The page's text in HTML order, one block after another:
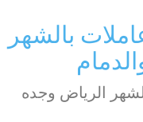
ارقام عاملات بالشهر
بالشهر الرياض وجده